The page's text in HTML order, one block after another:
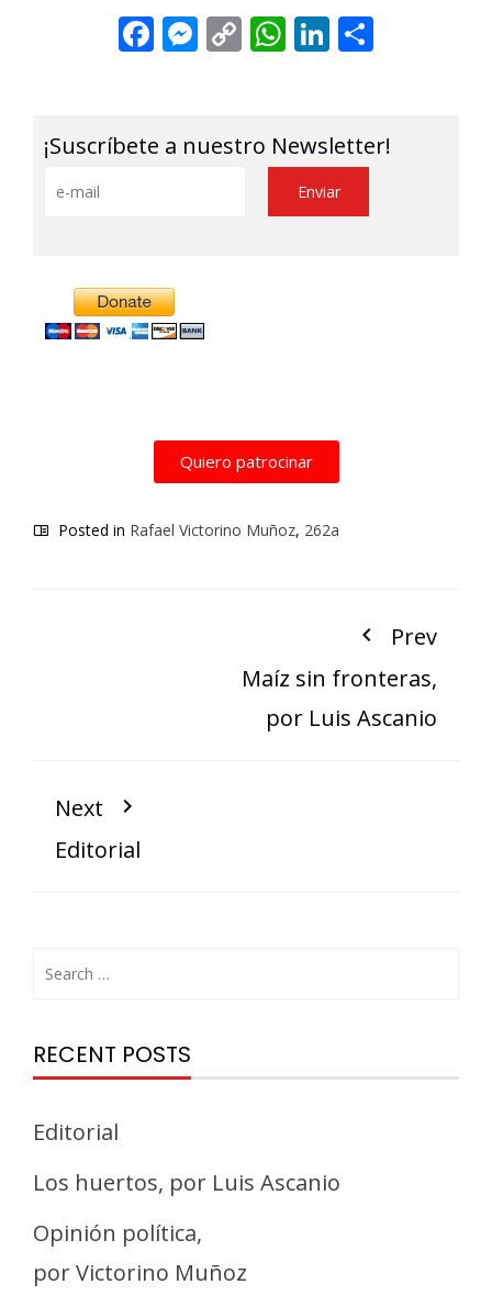
Facebook
Messenger
CopyWhatsApp
LinkedIn
¡Suscríbete a nuestro Newsletter!
Quiero patrocinar
Posted in Rafael Victorino Muñoz, 262a
Prev
Maíz sin fronteras,
por Luis Ascanio
Next
Editorial
RECENT POSTS
Editorial
Los huertos, por Luis Ascanio
Opinión política,
por Victorino Muñoz